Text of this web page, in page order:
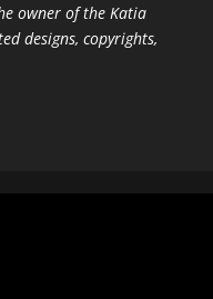
owner of the Katia
designs, copyrights,